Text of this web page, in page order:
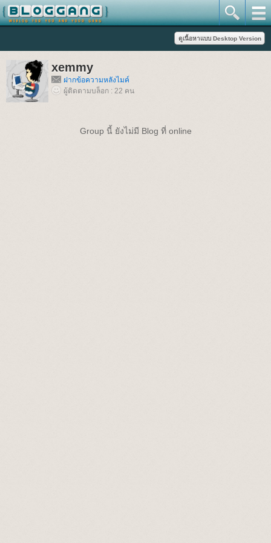
xemmy
ฝากข้อความหลังไมค์
ผู้ติดตามบล็อก : 22 คน
Group นี้ ยังไม่มี Blog ที่ online